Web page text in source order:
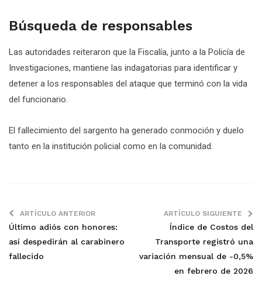
Búsqueda de responsables
Las autoridades reiteraron que la Fiscalía, junto a la Policía de
Investigaciones, mantiene las indagatorias para identificar y
detener a los responsables del ataque que terminó con la vida
del funcionario.
El fallecimiento del sargento ha generado conmoción y duelo
tanto en la institución policial como en la comunidad.
ARTÍCULO ANTERIOR
Último adiós con honores:
así despedirán al carabinero
fallecido
ARTÍCULO SIGUIENTE
Índice de Costos del
Transporte registró una
variación mensual de -0,5%
en febrero de 2026